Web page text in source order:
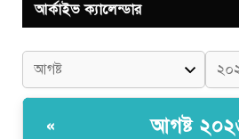
আর্কাইভ ক্যালেন্ডার
« আগষ্ট